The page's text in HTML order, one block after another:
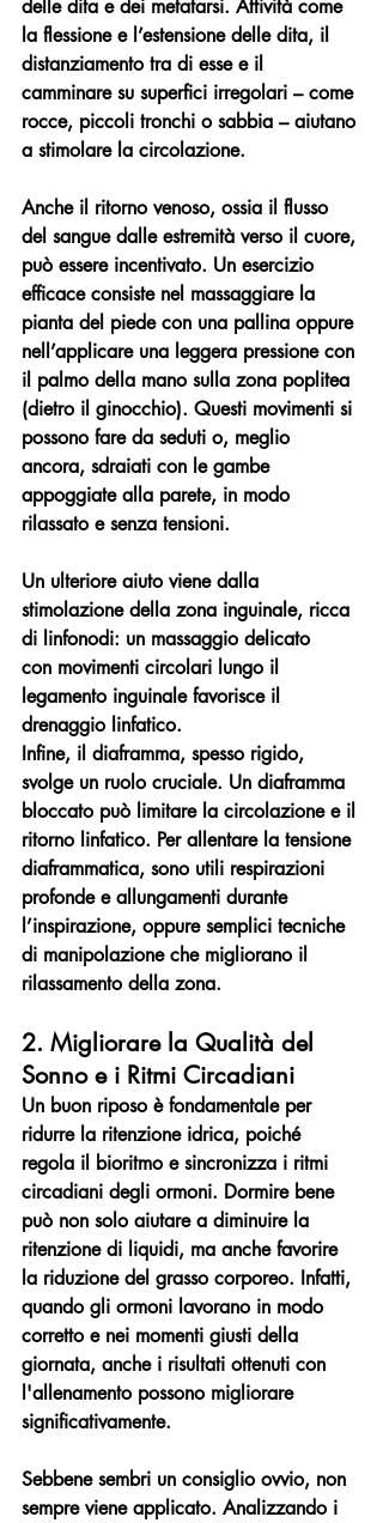
delle dita e dei metatarsi. Attività come
la flessione e l’estensione delle dita, il
distanziamento tra di esse e il
camminare su superfici irregolari – come
rocce, piccoli tronchi o sabbia – aiutano
a stimolare la circolazione.
Anche il ritorno venoso, ossia il flusso
del sangue dalle estremità verso il cuore,
può essere incentivato. Un esercizio
efficace consiste nel massaggiare la
pianta del piede con una pallina oppure
nell’applicare una leggera pressione con
il palmo della mano sulla zona poplitea
(dietro il ginocchio). Questi movimenti si
possono fare da seduti o, meglio
ancora, sdraiati con le gambe
appoggiate alla parete, in modo
rilassato e senza tensioni.
Un ulteriore aiuto viene dalla
stimolazione della zona inguinale, ricca
di linfonodi: un massaggio delicato
con movimenti circolari lungo il
legamento inguinale favorisce il
drenaggio linfatico.
Infine, il diaframma, spesso rigido,
svolge un ruolo cruciale. Un diaframma
bloccato può limitare la circolazione e il
ritorno linfatico. Per allentare la tensione
diaframmatica, sono utili respirazioni
profonde e allungamenti durante
l’inspirazione, oppure semplici tecniche
di manipolazione che migliorano il
rilassamento della zona.
2. Migliorare la Qualità del
Sonno e i Ritmi Circadiani
Un buon riposo è fondamentale per
ridurre la ritenzione idrica, poiché
regola il bioritmo e sincronizza i ritmi
circadiani degli ormoni. Dormire bene
può non solo aiutare a diminuire la
ritenzione di liquidi, ma anche favorire
la riduzione del grasso corporeo. Infatti,
quando gli ormoni lavorano in modo
corretto e nei momenti giusti della
giornata, anche i risultati ottenuti con
l'allenamento possono migliorare
significativamente.
Sebbene sembri un consiglio ovvio, non
sempre viene applicato. Analizzando i